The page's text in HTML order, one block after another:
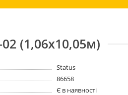
(1,06х10,05м)
Status
86658
Є в наявності